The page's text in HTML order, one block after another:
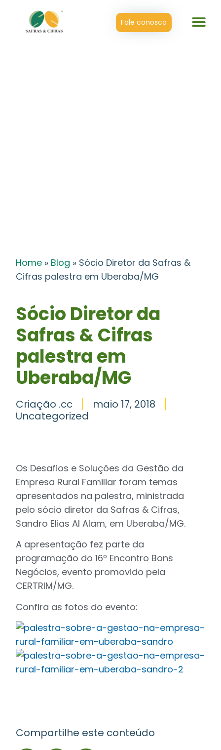
Fale conosco
Home » Blog » Sócio Diretor da Safras &
Cifras palestra em Uberaba/MG
Sócio Diretor da
Safras & Cifras
palestra em
Uberaba/MG
Criação .cc
maio 17, 2018
Uncategorized
Os Desafios e Soluções da Gestão da
Empresa Rural Familiar foram temas
apresentados na palestra, ministrada
pelo sócio diretor da Safras & Cifras,
Sandro Elias Al Alam, em Uberaba/MG.
A apresentação fez parte da
programação do 16º Encontro Bons
Negócios, evento promovido pela
CERTRIM/MG.
Confira as fotos do evento:
Compartilhe este conteúdo